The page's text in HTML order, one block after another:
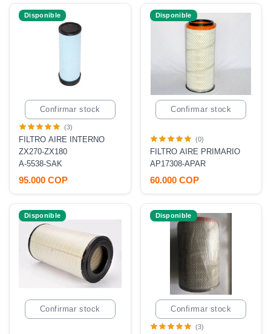
Confirmar stock
Disponible
(3)
FILTRO AIRE INTERNO
ZX270-ZX180
A-5538-SAK
95.000 COP
Confirmar stock
Disponible
(0)
FILTRO AIRE PRIMARIO
AP17308-APAR
60.000 COP
Confirmar stock
Disponible
Confirmar stock
Disponible
(3)